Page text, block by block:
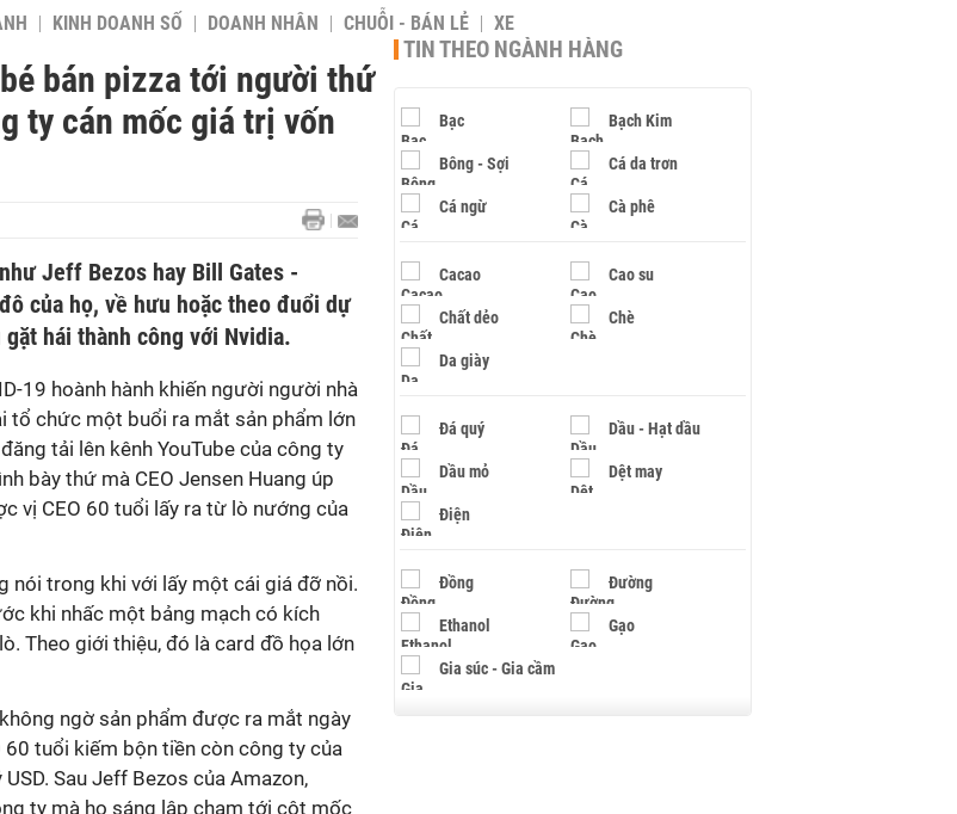
KINH DOANH SỐ DOANH NHÂN CHUỖI - BÁN LẺ XE
bán pizza tới người thứ
ty cán mốc giá trị vốn
Jeff Bezos hay Bill Gates -
của họ, về hưu hoặc theo đuổi dự
hái thành công với Nvidia.
19 hoành hành khiến người người nhà
tổ chức một buổi ra mắt sản phẩm lớn
tải lên kênh YouTube của công ty
bày thứ mà CEO Jensen Huang úp
vị CEO 60 tuổi lấy ra từ lò nướng của
nói trong khi với lấy một cái giá đỡ nồi.
khi nhấc một bảng mạch có kích
Theo giới thiệu, đó là card đồ họa lớn
ngờ sản phẩm được ra mắt ngày
60 tuổi kiếm bộn tiền còn công ty của
Sau Jeff Bezos của Amazon,
ty mà họ sáng lập chạm tới cột mốc
TIN THEO NGÀNH HÀNG
Bạc Bạch Kim
Bông - Sợi Cá da trơn
Cá ngừ Cà phê
Cacao Cao su
Chất dẻo Chè
Da giày
Đá quý Dầu - Hạt dầu
Dầu mỏ Dệt may
Điện
Đồng Đường
Ethanol Gạo
Gia súc - Gia cầm